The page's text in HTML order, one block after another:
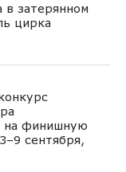
в затерянном
цирка
на финишную
сентября,